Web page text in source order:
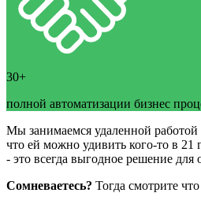
30+
полной автоматизации бизнес
Мы занимаемся удаленной
что ей можно удивить кого-то в 21
- это всегда выгодное решение для
Сомневаетесь? Тогда смотрите